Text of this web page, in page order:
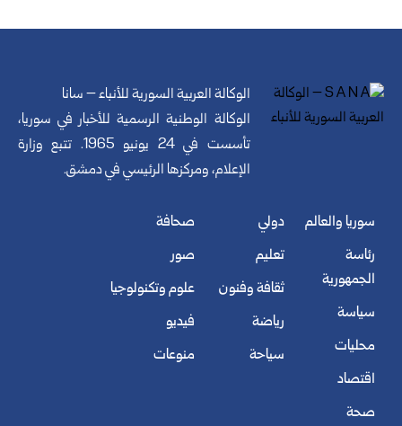
الوكالة العربية السورية للأنباء – سانا
الوكالة الوطنية الرسمية للأخبار في سوريا،
تأسست في 24 يونيو 1965. تتبع وزارة
الإعلام، ومركزها الرئيسي في دمشق.
سوريا والعالم
رئاسة
الجمهورية
سياسة
محليات
اقتصاد
صحة
دولي
تعليم
ثقافة وفنون
رياضة
سياحة
صحافة
صور
علوم وتكنولوجيا
فيديو
منوعات